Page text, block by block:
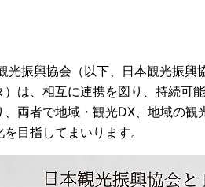
光振興協会（以下、日本観光振
は、相互に連携を図り、持続可
、両者で地域・観光DX、地域の
目指してまいります。